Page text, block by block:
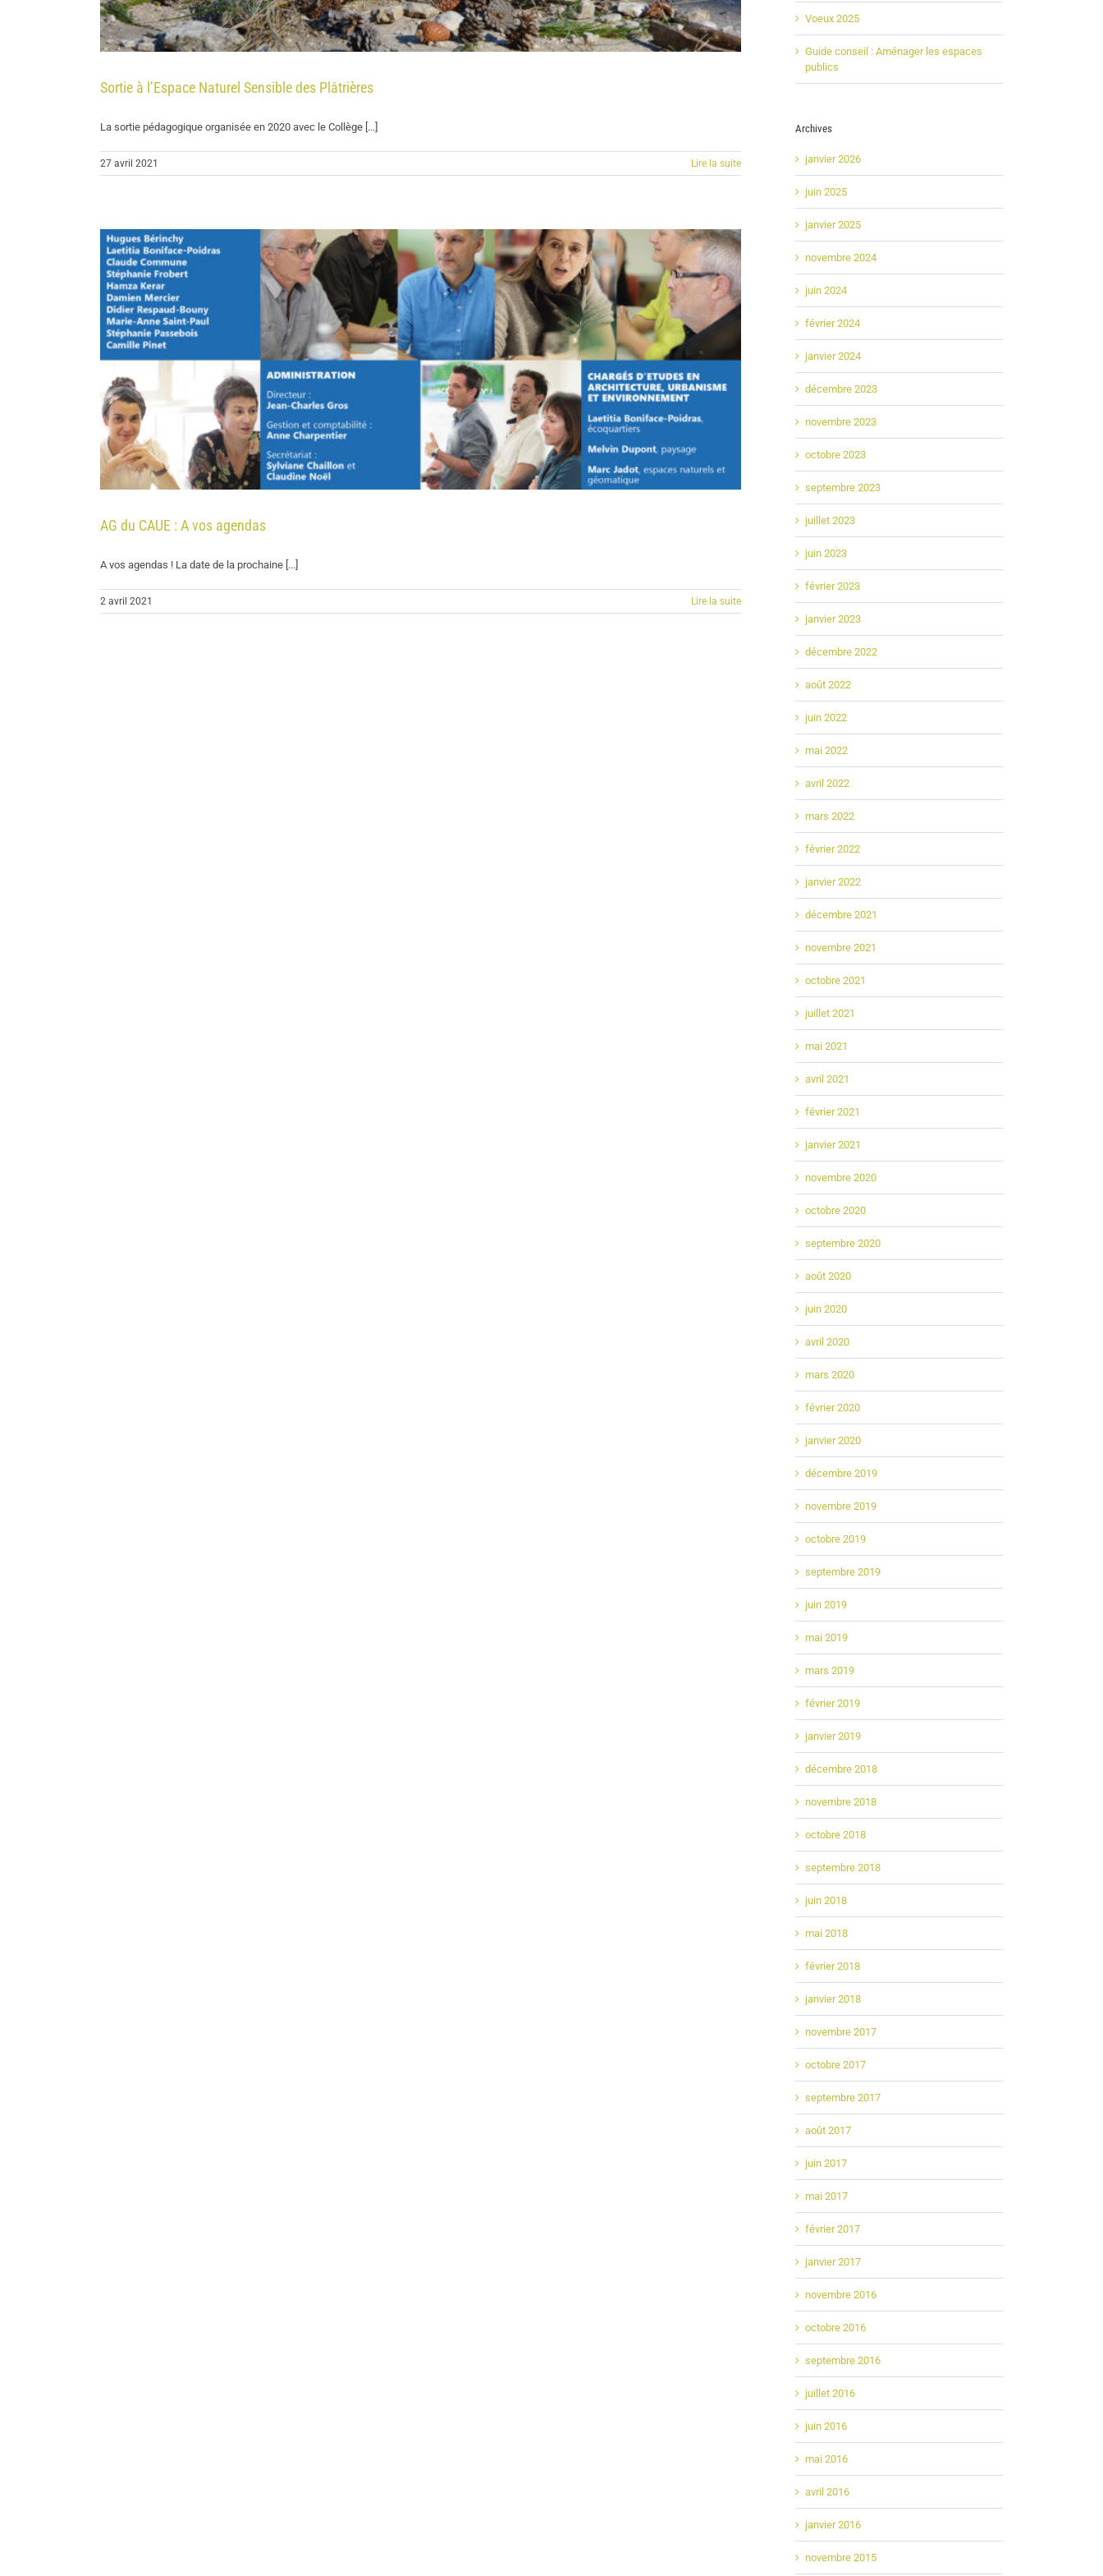
Sortie à l’Espace Naturel Sensible des Plâtrières
La sortie pédagogique organisée en 2020 avec le Collège [...]
27 avril 2021 Lire la suite
AG du CAUE : A vos agendas
A vos agendas ! La date de la prochaine [...]
2 avril 2021 Lire la suite
Voeux 2025
Guide conseil : Aménager les espaces
publics
Archives
janvier 2026
juin 2025
janvier 2025
novembre 2024
juin 2024
février 2024
janvier 2024
décembre 2023
novembre 2023
octobre 2023
septembre 2023
juillet 2023
juin 2023
février 2023
janvier 2023
décembre 2022
août 2022
juin 2022
mai 2022
avril 2022
mars 2022
février 2022
janvier 2022
décembre 2021
novembre 2021
octobre 2021
juillet 2021
mai 2021
avril 2021
février 2021
janvier 2021
novembre 2020
octobre 2020
septembre 2020
août 2020
juin 2020
avril 2020
mars 2020
février 2020
janvier 2020
décembre 2019
novembre 2019
octobre 2019
septembre 2019
juin 2019
mai 2019
mars 2019
février 2019
janvier 2019
décembre 2018
novembre 2018
octobre 2018
septembre 2018
juin 2018
mai 2018
février 2018
janvier 2018
novembre 2017
octobre 2017
septembre 2017
août 2017
juin 2017
mai 2017
février 2017
janvier 2017
novembre 2016
octobre 2016
septembre 2016
juillet 2016
juin 2016
mai 2016
avril 2016
janvier 2016
novembre 2015